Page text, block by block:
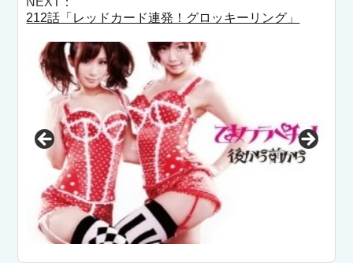
212話「レッドカード連発！グロッキーリング」